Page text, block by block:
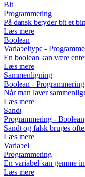
Bit
Programmering
På dansk betyder bit et
Læs mere
Boolean
Variabeltype -
En boolean kan være
Læs mere
Sammenligning
Boolean - Programmering
Når man laver
Læs mere
Sandt
Programmering - Boolean
Sandt og falsk bruges
Læs mere
Variabel
Programmering
En variabel kan gemme
Læs mere